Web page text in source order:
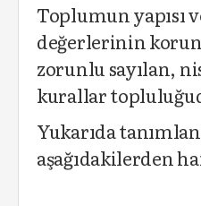
Toplumun yapısı
değerlerinin
zorunlu sayılan,
kurallar
Yukarıda
aşağıdakilerden